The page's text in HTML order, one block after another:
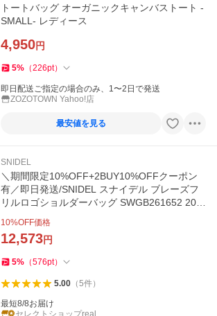
トートバッグ オーガニックキャンバストート -
SMALL- レディース
4,950円
5% （226pt）
即日配送ご指定の場合のみ、1〜2日で発送
ZOZOTOWN Yahoo!店
最安値を見る
SNIDEL
＼期間限定10%OFF+2BUY10%OFFクーポン
有／即日発送/SNIDEL スナイデル ブレーズフ
リルロゴショルダーバッグ SWGB261652 202
10%OFF価格
12,573円
5% （576pt）
5.00（5件）
最短8/8お届け
セレクトショップreal